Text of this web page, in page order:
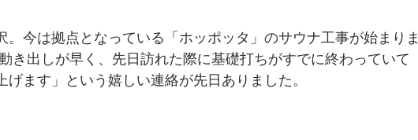
。今は拠点となっている「ホッポッタ」のサウナ工事が始まりま
き出しが早く、先日訪れた際に基礎打ちがすでに終わっていて
ます」という嬉しい連絡が先日ありました。